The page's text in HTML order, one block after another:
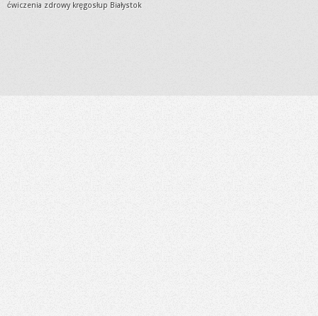
ćwiczenia zdrowy kręgosłup Białystok